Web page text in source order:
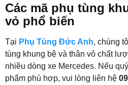
Các mã phụ tùng
vỏ phổ biến
Tại Phụ Tùng Đức Anh, chúng
tùng khung bệ và thân vỏ chất
nhiều dòng xe Mercedes. Nếu
phẩm phù hợp, vui lòng liên hệ